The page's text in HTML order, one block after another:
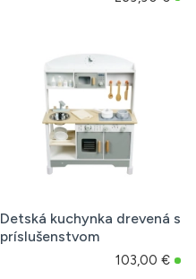
Detská kuchynka drevená s
príslušenstvom
103,00 €